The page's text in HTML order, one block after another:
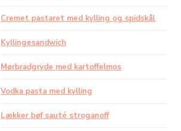
Cremet pastaret med kylling og spidskål
Kyllingesandwich
Mørbradgryde med kartoffelmos
Vodka pasta med kylling
Lækker bøf sauté stroganoff